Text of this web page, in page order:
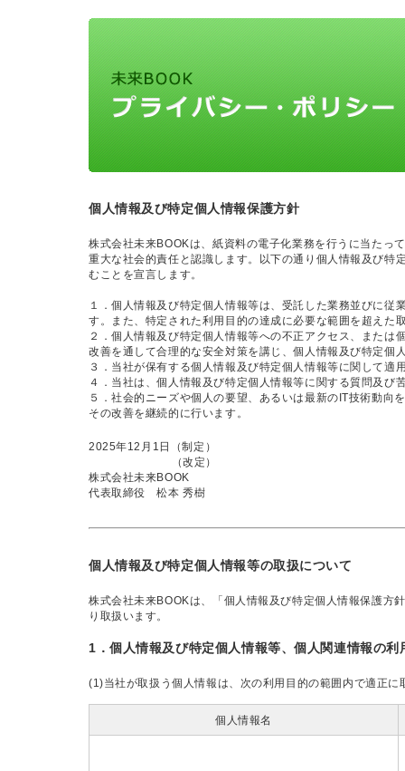
個人情報及び特定個人情報保護方針
株式会社未来BOOKは、紙資料の電子化業務を行うに当たっ
重大な社会的責任と認識します。以下の通り個人情報及び特
むことを宣言します。
１．個人情報及び特定個人情報等は、受託した業務並びに
す。また、特定された利用目的の達成に必要な範囲を超えた
２．個人情報及び特定個人情報等への不正アクセス、また
改善を通して合理的な安全対策を講じ、個人情報及び特定個
３．当社が保有する個人情報及び特定個人情報等に関して適
４．当社は、個人情報及び特定個人情報等に関する質問及び
５．社会的ニーズや個人の要望、あるいは最新のIT技術動向
その改善を継続的に行います。
2025年12月1日（制定）
（改定）
株式会社未来BOOK
代表取締役 松本 秀樹
個人情報及び特定個人情報等の取扱について
株式会社未来BOOKは、「個人情報及び特定個人情報保護方
り取扱います。
1．個人情報及び特定個人情報等、個人関連情報の利
(1)当社が取扱う個人情報は、次の利用目的の範囲内で適正に
個人情報名